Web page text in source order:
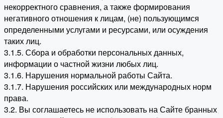
некорректного сравнения, а также формирования
негативного отношения к лицам, (не) пользующимся
определенными услугами и ресурсами, или осуждения
таких лиц.
3.1.5. Сбора и обработки персональных данных,
информации о частной жизни любых лиц.
3.1.6. Нарушения нормальной работы Сайта.
3.1.7. Нарушения российских или международных норм
права.
3.2. Вы соглашаетесь не использовать на Сайте бранных